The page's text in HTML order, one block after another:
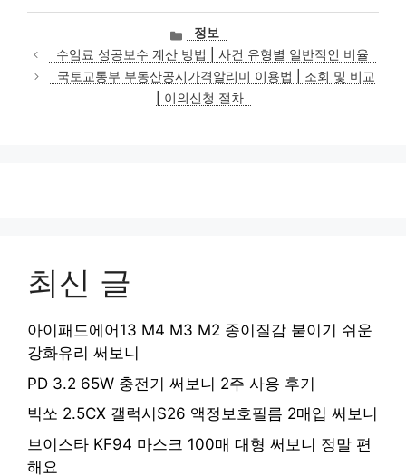
카
테
고
리
정보
수임료 성공보수 계산 방법 | 사건 유형별 일반적인 비율
국토교통부 부동산공시가격알리미 이용법 | 조회 및 비교
| 이의신청 절차
최신 글
아이패드에어13 M4 M3 M2 종이질감 붙이기 쉬운
강화유리 써보니
PD 3.2 65W 충전기 써보니 2주 사용 후기
빅쏘 2.5CX 갤럭시S26 액정보호필름 2매입 써보니
브이스타 KF94 마스크 100매 대형 써보니 정말 편
해요